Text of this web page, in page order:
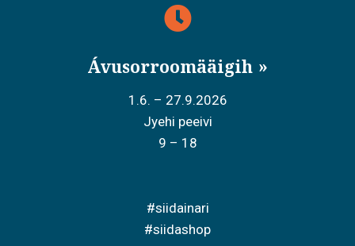
Ávusorroomääigih
1.6. – 27.9.2026
Jyehi peeivi
9 – 18
#siidainari
#siidashop